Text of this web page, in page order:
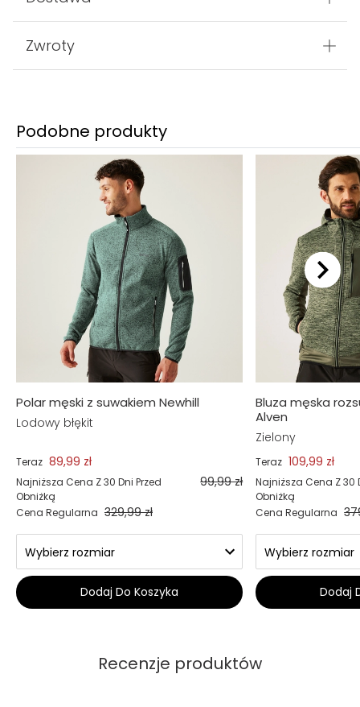
Zwroty
Podobne produkty
Polar męski z suwakiem Newhill
Lodowy błękit
Teraz 89,99 zł
Najniższa Cena Z 30 Dni Przed
Obniżką
99,99 zł
Cena Regularna 329,99 zł
Dodaj Do Koszyka
Bluza męska
Alven
Zielony
Teraz 109,99 zł
Najniższa Cena Z 30
Obniżką
Cena Regularna
Dodaj
Recenzje produktów